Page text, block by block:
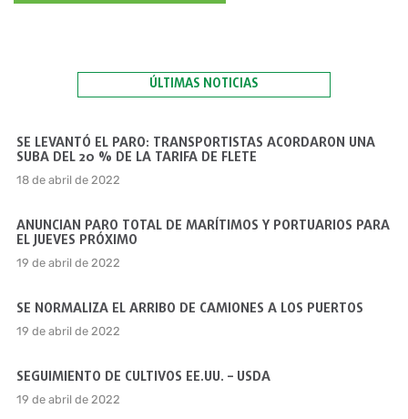
ÚLTIMAS NOTICIAS
SE LEVANTÓ EL PARO: TRANSPORTISTAS ACORDARON UNA
SUBA DEL 20 % DE LA TARIFA DE FLETE
18 de abril de 2022
ANUNCIAN PARO TOTAL DE MARÍTIMOS Y PORTUARIOS PARA
EL JUEVES PRÓXIMO
19 de abril de 2022
SE NORMALIZA EL ARRIBO DE CAMIONES A LOS PUERTOS
19 de abril de 2022
SEGUIMIENTO DE CULTIVOS EE.UU. – USDA
19 de abril de 2022